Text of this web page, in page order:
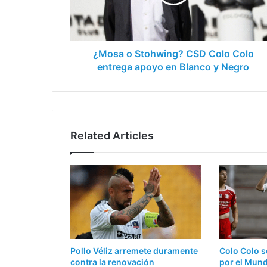
entrega
apoyo
en
¿Mosa o Stohwing? CSD Colo Colo
entrega apoyo en Blanco y Negro
Related Articles
Pollo Véliz arremete duramente
contra la renovación
Colo Colo
por el